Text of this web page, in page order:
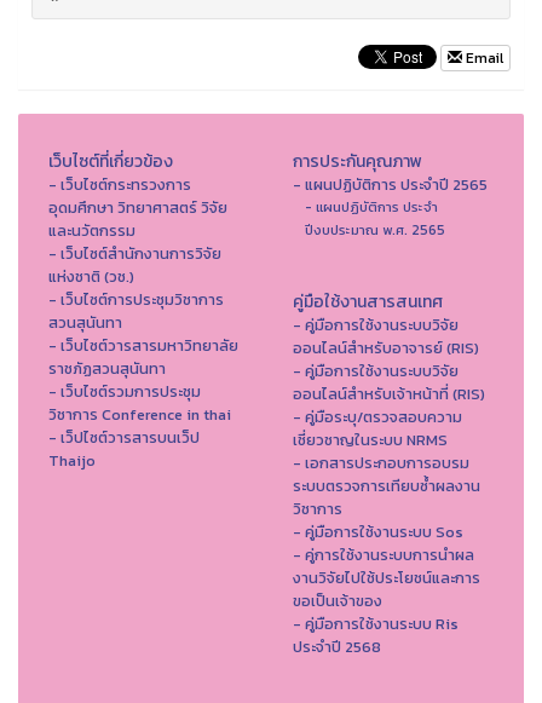
Email
เว็บไซต์ที่เกี่ยวข้อง
- เว็บไซต์กระทรวงการ
อุดมศึกษา วิทยาศาสตร์ วิจัย
และนวัตกรรม
- เว็บไซต์สำนักงานการวิจัย
แห่งชาติ (วช.)
- เว็บไซต์การประชุมวิชาการ
สวนสุนันทา
- เว็บไซต์วารสารมหาวิทยาลัย
ราชภัฏสวนสุนันทา
- เว็บไซต์รวมการประชุม
วิชาการ Conference in thai
- เว็ปไซต์วารสารบนเว็ป
Thaijo
การประกันคุณภาพ
- แผนปฏิบัติการ ประจำปี 2565
- แผนปฏิบัติการ ประจำ
ปีงบประมาณ พ.ศ. 2565
คู่มือใช้งานสารสนเทศ
- คู่มือการใช้งานระบบวิจัย
ออนไลน์สำหรับอาจารย์ (RIS)
- คู่มือการใช้งานระบบวิจัย
ออนไลน์สำหรับเจ้าหน้าที่ (RIS)
- คู่มือระบุ/ตรวจสอบความ
เชี่ยวชาญในระบบ NRMS
- เอกสารประกอบการอบรม
ระบบตรวจการเทียบซ้ำผลงาน
วิชาการ
- คู่มือการใช้งานระบบ Sos
- คู่การใช้งานระบบการนำผล
งานวิจัยไปใช้ประโยชน์และการ
ขอเป็นเจ้าของ
- คู่มือการใช้งานระบบ Ris
ประจำปี 2568